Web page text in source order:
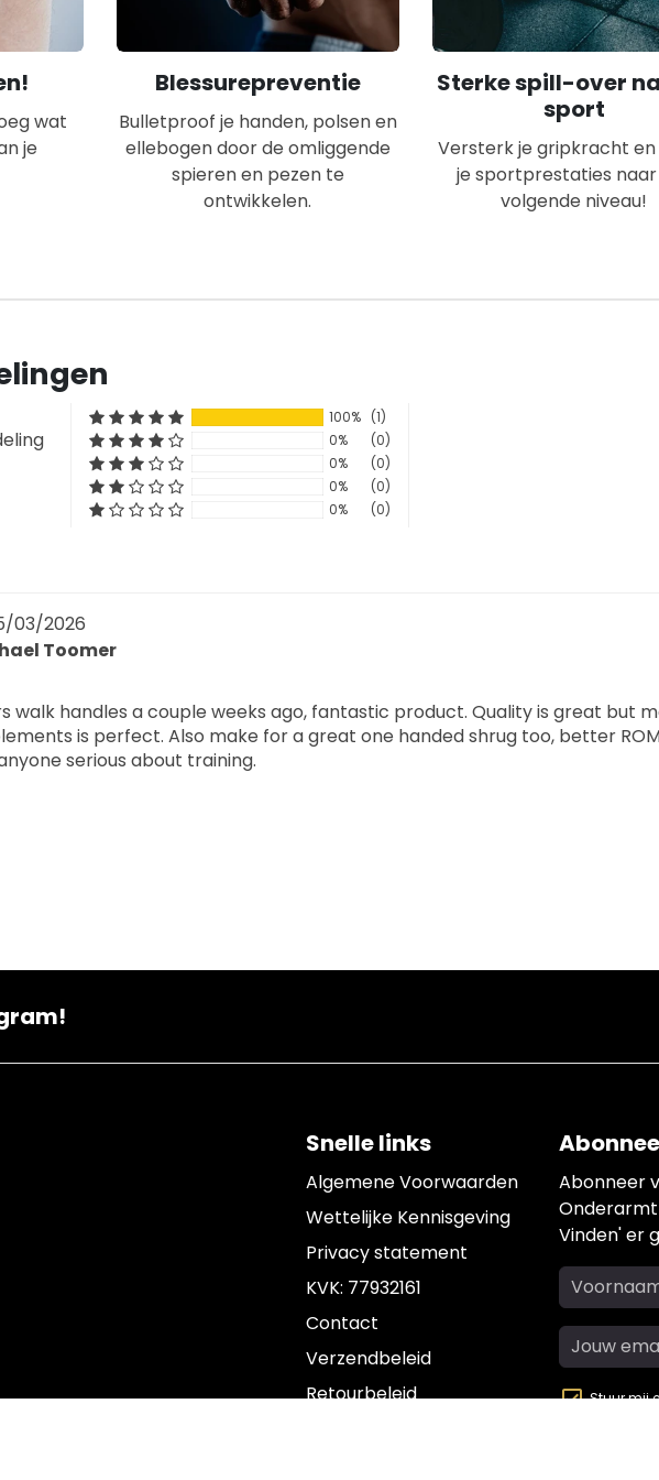
wat
je
Blessurepreventie
Bulletproof je handen, polsen en
ellebogen door de omliggende
spieren en pezen te
ontwikkelen.
Sterke spill-over
sport
Versterk je gripkracht
je sportprestaties
volgende niveau!
100% (1)
0%
(0)
0%
(0)
0%
(0)
0%
(0)
03/2026
Toomer
walk handles a couple weeks ago, fantastic product. Quality is great but
is perfect. Also make for a great one handed shrug too, better
serious about training.
Snelle links
Algemene Voorwaarden
Wettelijke Kennisgeving
Privacy statement
KVK: 77932161
Contact
Verzendbeleid
Retourbeleid
Abonneer
Vinden' er
Stuur mij